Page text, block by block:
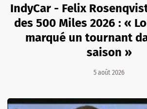
IndyCar - Felix
des 500 Miles 2026 : «
marqué un tournant
saison »
5 août 2026